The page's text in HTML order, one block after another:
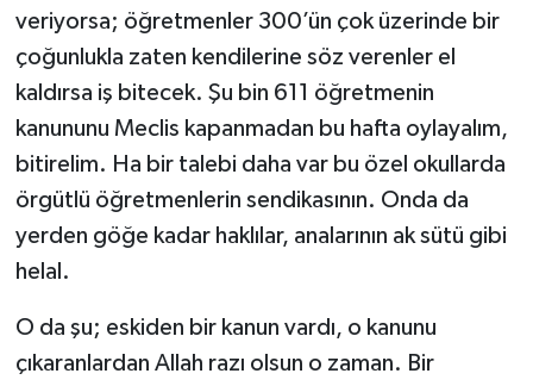
veriyorsa; öğretmenler 300’ün çok üzerinde bir
çoğunlukla zaten kendilerine söz verenler el
kaldırsa iş bitecek. Şu bin 611 öğretmenin
kanununu Meclis kapanmadan bu hafta oylayalım,
bitirelim. Ha bir talebi daha var bu özel okullarda
örgütlü öğretmenlerin sendikasının. Onda da
yerden göğe kadar haklılar, analarının ak sütü gibi
helal.
O da şu; eskiden bir kanun vardı, o kanunu
çıkaranlardan Allah razı olsun o zaman. Bir